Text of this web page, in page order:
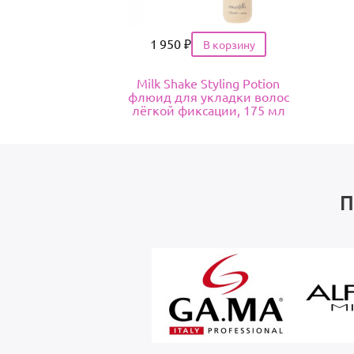
Цена
1 950 ₽
Milk Shake Styling Potion
флюид для укладки волос
лёгкой фиксации, 175 мл